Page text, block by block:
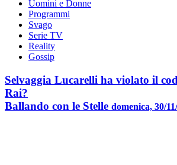
Uomini e Donne
Programmi
Svago
Serie TV
Reality
Gossip
Selvaggia Lucarelli ha violato il
Rai?
Ballando con le Stelle domenica, 30/